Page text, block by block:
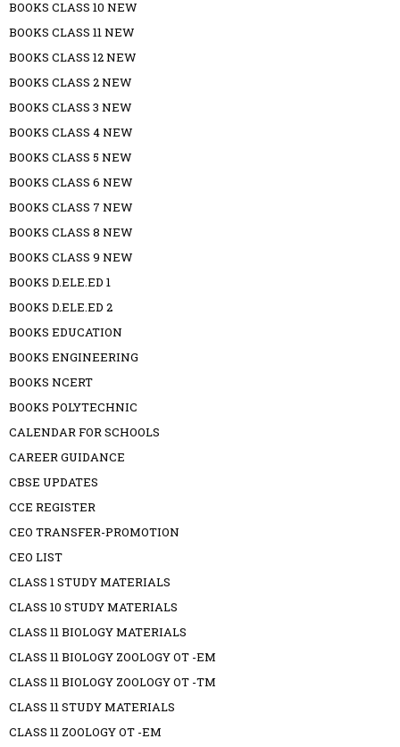
BOOKS CLASS 10 NEW
BOOKS CLASS 11 NEW
BOOKS CLASS 12 NEW
BOOKS CLASS 2 NEW
BOOKS CLASS 3 NEW
BOOKS CLASS 4 NEW
BOOKS CLASS 5 NEW
BOOKS CLASS 6 NEW
BOOKS CLASS 7 NEW
BOOKS CLASS 8 NEW
BOOKS CLASS 9 NEW
BOOKS D.ELE.ED 1
BOOKS D.ELE.ED 2
BOOKS EDUCATION
BOOKS ENGINEERING
BOOKS NCERT
BOOKS POLYTECHNIC
CALENDAR FOR SCHOOLS
CAREER GUIDANCE
CBSE UPDATES
CCE REGISTER
CEO TRANSFER-PROMOTION
CEO LIST
CLASS 1 STUDY MATERIALS
CLASS 10 STUDY MATERIALS
CLASS 11 BIOLOGY MATERIALS
CLASS 11 BIOLOGY ZOOLOGY OT -EM
CLASS 11 BIOLOGY ZOOLOGY OT -TM
CLASS 11 STUDY MATERIALS
CLASS 11 ZOOLOGY OT -EM